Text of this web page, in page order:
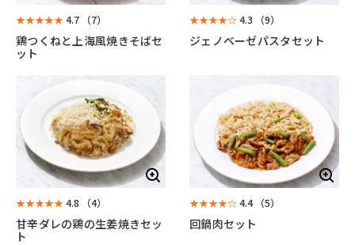
★★★★★4.7 （7）
鶏つくねと上海風焼きそばセ
ット
★★★★☆4.3 （9）
ジェノベーゼパスタセット
★★★★★4.8 （4）
甘辛ダレの鶏の生姜焼きセッ
ト
★★★★☆4.4 （5）
回鍋肉セット